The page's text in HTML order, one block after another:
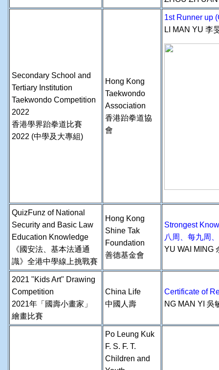
Secondary School and
Tertiary Institution
Taekwondo Competition
2022
香港學界跆拳道比賽
2022 (中學及大專組)
Hong Kong
Taekwondo
Association
香港跆拳道協
會
1st Runner up
LI MAN YU 李
QuizFunz of National
Security and Basic Law
Education Knowledge
《國安法、基本法通通
識》全港中學線上挑戰賽
Hong Kong
Shine Tak
Foundation
善德基金會
Strongest
八周、每九周
YU WAI MING
2021 "Kids Art" Drawing
Competition
2021年「國壽小畫家」
繪畫比賽
China Life
中國人壽
Certificate of
NG MAN YI 吳
Po Leung Kuk
F. S. F. T.
Children and